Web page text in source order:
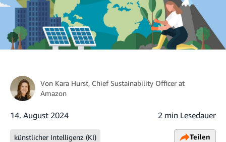
Von Kara Hurst, Chief Sustainability Officer at
Amazon
14. August 2024 2 min Lesedauer
künstlicher Intelligenz (KI) Teilen